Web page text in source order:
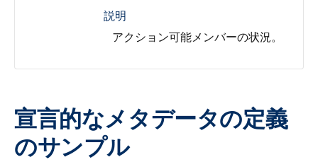
説明
アクション可能メンバーの状況。
宣言的なメタデータの定義
のサンプル